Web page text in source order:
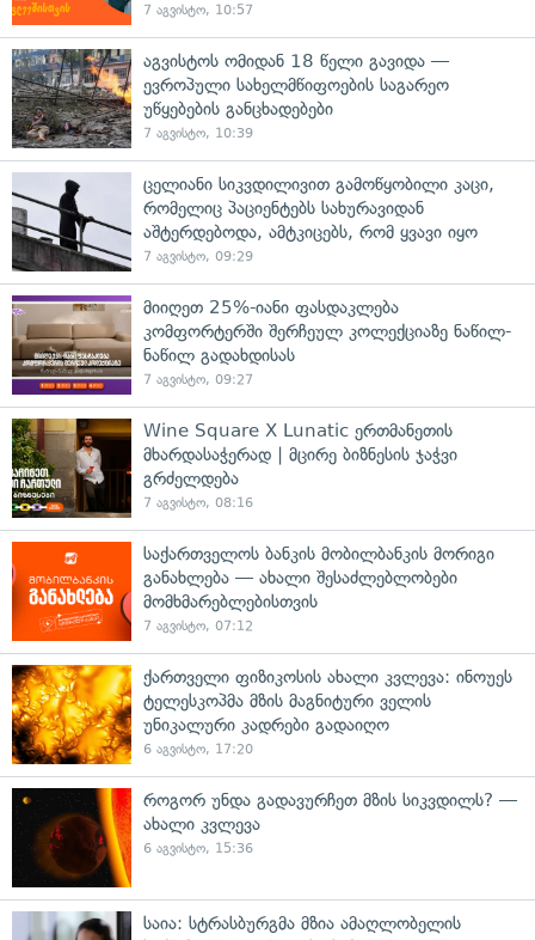
7 აგვისტო, 10:57
აგვისტოს ომიდან 18 წელი გავიდა —
ევროპული სახელმწიფოების საგარეო
უწყებების განცხადებები
7 აგვისტო, 10:39
ცელიანი სიკვდილივით გამოწყობილი კაცი,
რომელიც პაციენტებს სახურავიდან
აშტერდებოდა, ამტკიცებს, რომ ყვავი იყო
7 აგვისტო, 09:29
მიიღეთ 25%-იანი ფასდაკლება
კომფორტერში შერჩეულ კოლექციაზე ნაწილ-
ნაწილ გადახდისას
7 აგვისტო, 09:27
Wine Square X Lunatic ერთმანეთის
მხარდასაჭერად | მცირე ბიზნესის ჯაჭვი
გრძელდება
7 აგვისტო, 08:16
საქართველოს ბანკის მობილბანკის მორიგი
განახლება — ახალი შესაძლებლობები
მომხმარებლებისთვის
7 აგვისტო, 07:12
ქართველი ფიზიკოსის ახალი კვლევა: ინოუეს
ტელესკოპმა მზის მაგნიტური ველის
უნიკალური კადრები გადაიღო
6 აგვისტო, 17:20
როგორ უნდა გადავურჩეთ მზის სიკვდილს? —
ახალი კვლევა
6 აგვისტო, 15:36
საია: სტრასბურგმა მზია ამაღლობელის